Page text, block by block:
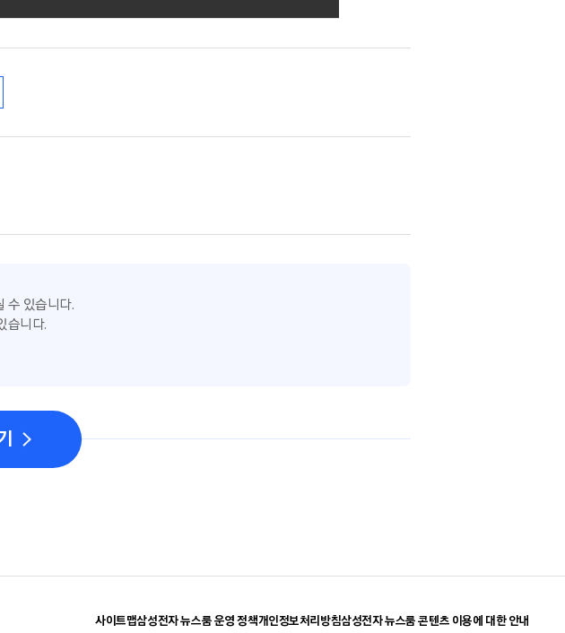
수 있습니다.
습니다.
사이트맵삼성전자 뉴스룸 운영 정책개인정보처리방침삼성전자 뉴스룸 콘텐츠 이용에 대한 안내